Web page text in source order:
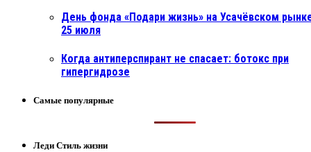
День фонда «Подари жизнь» на Усачёвском
25 июля
Когда антиперспирант не спасает: ботокс при
гипергидрозе
Самые популярные
Леди Стиль жизни